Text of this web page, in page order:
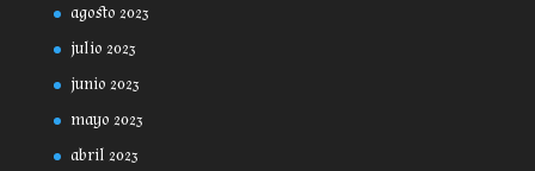
agosto 2023
julio 2023
junio 2023
mayo 2023
abril 2023